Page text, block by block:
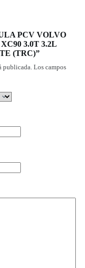
PCV VOLVO
3.0T 3.2L
(TRC)”
publicada. Los campos